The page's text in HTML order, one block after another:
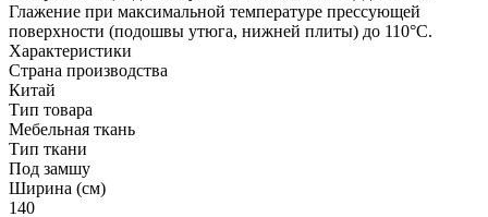
Глажение при максимальной температуре прессующей
поверхности (подошвы утюга, нижней плиты) до 110°С.
Характеристики
Страна производства
Китай
Тип товара
Мебельная ткань
Тип ткани
Под замшу
Ширина (см)
140